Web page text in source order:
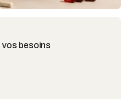
vos besoins